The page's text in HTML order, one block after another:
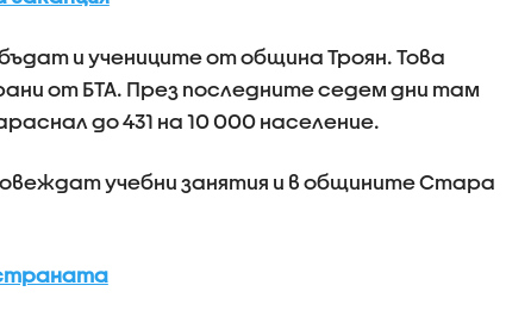
и учениците от община Троян. Това
от БТА. През последните седем дни там
до 431 на 10 000 население.
учебни занятия и в общините Стара